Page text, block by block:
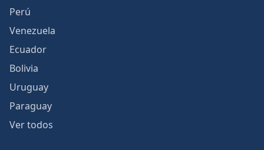
Perú
Venezuela
Ecuador
Bolivia
Uruguay
Paraguay
Ver todos